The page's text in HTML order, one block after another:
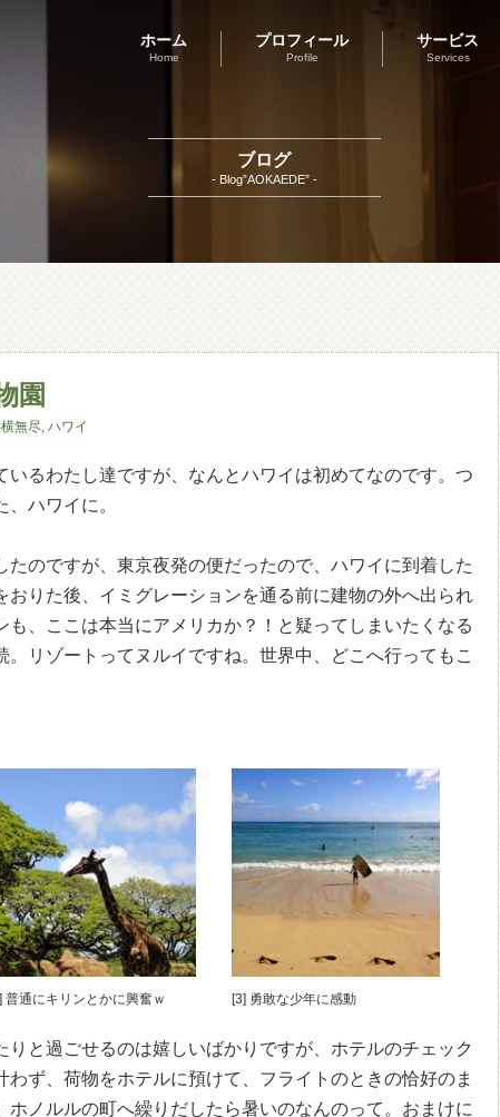
ホーム
Home
プロフィール
Profile
サービス
Services
ブログ
- Blog”AOKAEDE” -
園
無尽, ハワイ
いるわたし達ですが、なんとハワイは初めてなのです。つ
ハワイに。
たのですが、東京夜発の便だったので、ハワイに到着した
おりた後、イミグレーションを通る前に建物の外へ出られ
も、ここは本当にアメリカか？！と疑ってしまいたくなる
。リゾートってヌルイですね。世界中、どこへ行ってもこ
普通にキリンとかに興奮ｗ [3] 勇敢な少年に感動
と過ごせるのは嬉しいばかりですが、ホテルのチェック
ず、荷物をホテルに預けて、フライトのときの恰好のま
ホノルルの町へ繰りだしたら暑いのなんのって。おまけに